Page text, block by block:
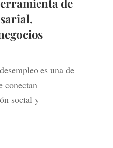
de
es una de
conectan
social y